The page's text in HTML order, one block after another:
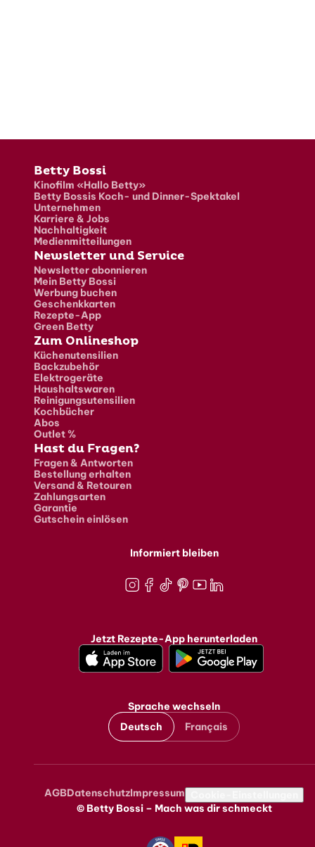
Fusszeile
Betty Bossi
Kinofilm «Hallo Betty»
Betty Bossis Koch- und Dinner-Spektakel
Unternehmen
Karriere & Jobs
Nachhaltigkeit
Medienmitteilungen
Newsletter und Service
Newsletter abonnieren
Mein Betty Bossi
Werbung buchen
Geschenkkarten
Rezepte-App
Green Betty
Zum Onlineshop
Küchenutensilien
Backzubehör
Elektrogeräte
Haushaltswaren
Reinigungsutensilien
Kochbücher
Abos
Outlet %
Hast du Fragen?
Fragen & Antworten
Bestellung erhalten
Versand & Retouren
Zahlungsarten
Garantie
Gutschein einlösen
Informiert bleiben
Jetzt Rezepte-App herunterladen
Sprache wechseln
Deutsch
Français
Metanavigation
AGBDatenschutzImpressum
© Betty Bossi – Mach was dir schmeckt